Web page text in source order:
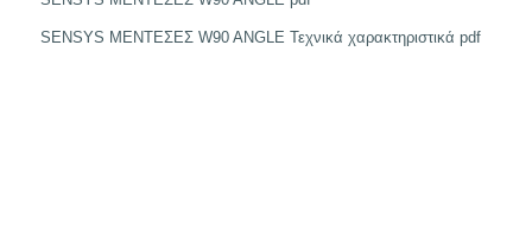
SENSYS ΜΕΝΤΕΣΕΣ W90 ANGLE Τεχνικά χαρακτηριστικά pdf